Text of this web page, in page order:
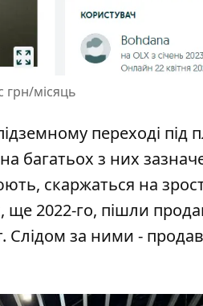
грн/місяць
переході під
багатьох з них
скаржаться на
ще 2022-го, пішли
за ними -